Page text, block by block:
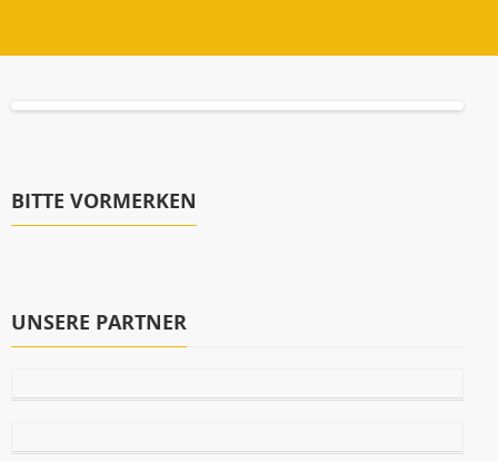
BITTE VORMERKEN
UNSERE PARTNER